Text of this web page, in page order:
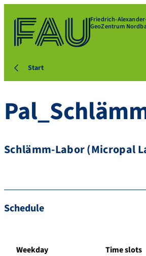
Friedrich-
GeoZentrum
Start
Schlämm-Labor (Micropal
Schedule
Weekday Time slots